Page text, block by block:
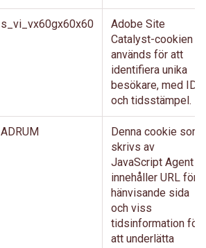
s_vi_vx60gx60x60
Adobe Site
Catalyst-cookien
används för att
identifiera unika
besökare, med ID
och tidsstämpel.
ADRUM
Denna cookie som
skrivs av
JavaScript Agent
innehåller URL för
hänvisande sida
och viss
tidsinformation för
att underlätta